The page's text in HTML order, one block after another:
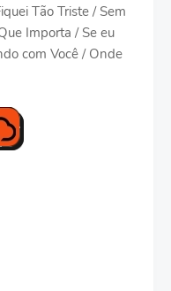
Tão Triste / Sem
Importa / Se eu
com Você / Onde